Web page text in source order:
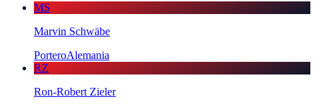
MS
Marvin Schwäbe
PorteroAlemania
RZ
Ron-Robert Zieler